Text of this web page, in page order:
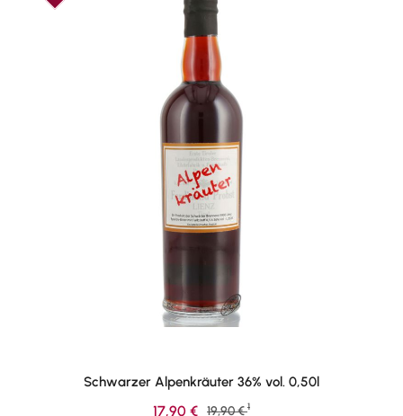
Schwarzer Alpenkräuter 36% vol. 0,50l
Verkaufspreis:
17,90 € Regulärer Preis:
19,90 € 1